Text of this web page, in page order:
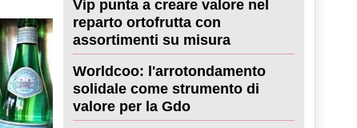
Vip punta a creare valore nel
reparto ortofrutta con
assortimenti su misura
Worldcoo: l'arrotondamento
solidale come strumento di
valore per la Gdo